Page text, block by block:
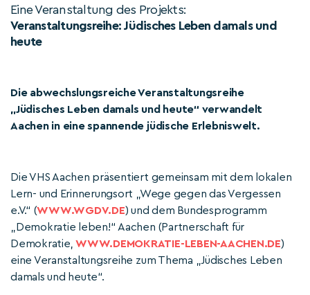
Eine Veranstaltung des Projekts:
Veranstaltungsreihe: Jüdisches Leben damals und
heute
Die abwechslungsreiche Veranstaltungsreihe
„Jüdisches Leben damals und heute“ verwandelt
Aachen in eine spannende jüdische Erlebniswelt.
Die VHS Aachen präsentiert gemeinsam mit dem lokalen
Lern- und Erinnerungsort „Wege gegen das Vergessen
e.V.“ (WWW.WGDV.DE) und dem Bundesprogramm
„Demokratie leben!“ Aachen (Partnerschaft für
Demokratie,WWW.DEMOKRATIE-LEBEN-AACHEN.DE)
eine Veranstaltungsreihe zum Thema „Jüdisches Leben
damals und heute“.